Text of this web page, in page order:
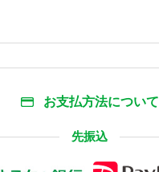
お支払方法について
先振込